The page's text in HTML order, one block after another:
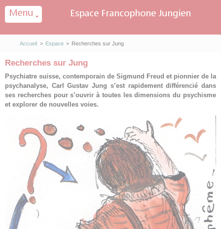
Accueil > Espace > Recherches sur Jung
Recherches sur Jung
Psychiatre suisse, contemporain de Sigmund Freud et pionnier de la
psychanalyse, Carl Gustav Jung s’est rapidement différencié dans
ses recherches pour s’ouvrir à toutes les dimensions du psychisme
et explorer de nouvelles voies.
Panneau de gestion des cookies